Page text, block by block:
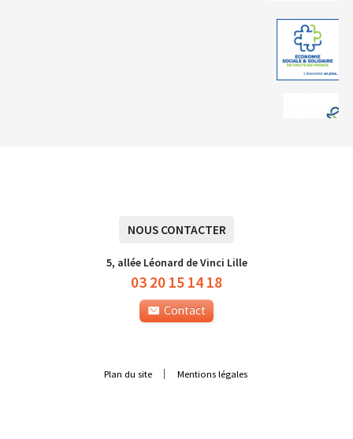
NOUS CONTACTER
5, allée Léonard de Vinci Lille
03 20 15 14 18
Contact
Plan du site Mentions légales